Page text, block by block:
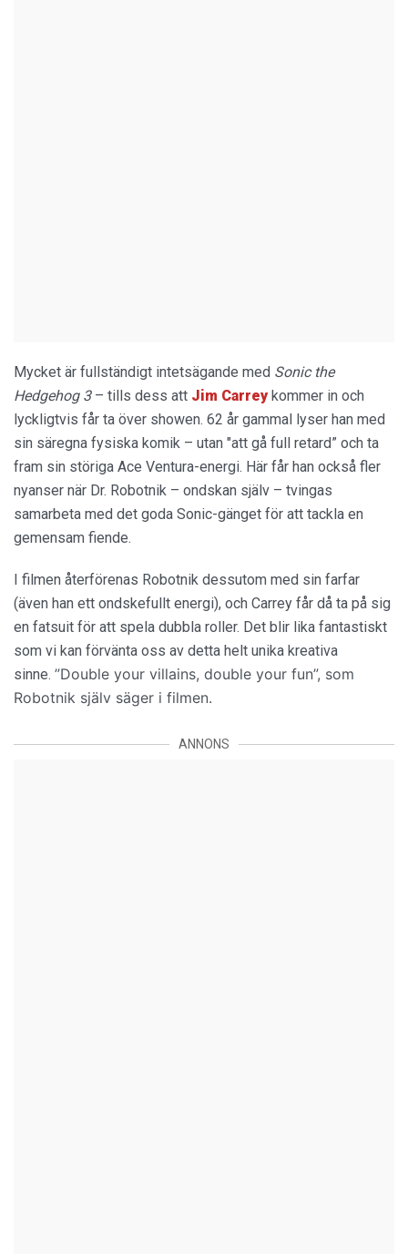
Mycket är fullständigt intetsägande med Sonic the
Hedgehog 3– tills dess att Jim Carreykommer in och
lyckligtvis får ta över showen. 62 år gammal lyser han med
sin säregna fysiska komik – utan "att gå full retard” och ta
fram sin störiga Ace Ventura-energi. Här får han också fler
nyanser när Dr. Robotnik – ondskan själv – tvingas
samarbeta med det goda Sonic-gänget för att tackla en
gemensam fiende.
I filmen återförenas Robotnik dessutom med sin farfar
(även han ett ondskefullt energi), och Carrey får då ta på sig
en fatsuit för att spela dubbla roller. Det blir lika fantastiskt
som vi kan förvänta oss av detta helt unika kreativa
sinne. ”Double your villains, double your fun”, som
Robotnik själv säger i filmen.
ANNONS